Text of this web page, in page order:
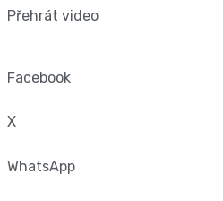
Přehrát video
Facebook
X
WhatsApp